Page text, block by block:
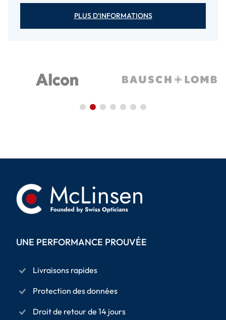
PLUS D'INFORMATIONS
UNE PERFORMANCE PROUVÉE
Livraisons rapides
Protection des données
Droit de retour de 14 jours